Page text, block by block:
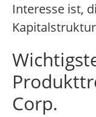
Interesse ist,
Corp.